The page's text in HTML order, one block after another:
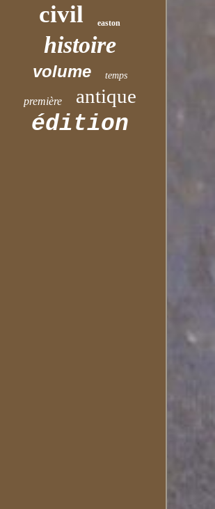
civil easton
histoire
volume temps
première antique
édition